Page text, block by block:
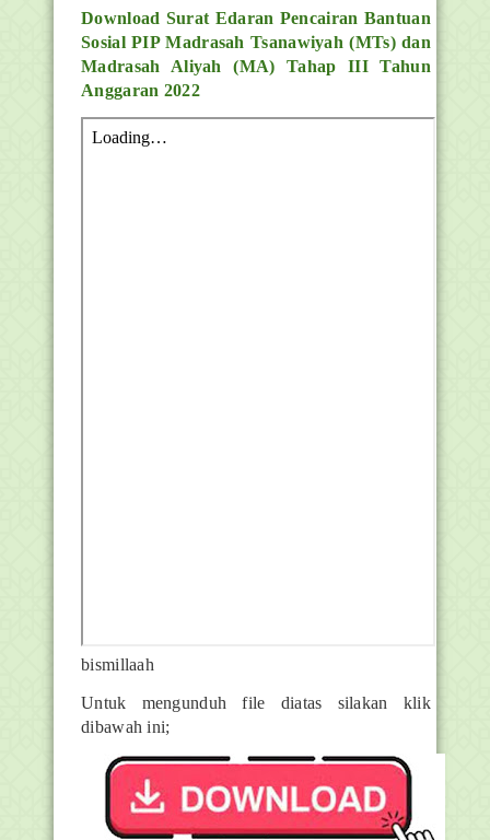
Download Surat Edaran Pencairan Bantuan
Sosial PIP Madrasah Tsanawiyah (MTs) dan
Madrasah Aliyah (MA) Tahap III Tahun
Anggaran 2022
bismillaah
Untuk mengunduh file diatas silakan klik
dibawah ini;